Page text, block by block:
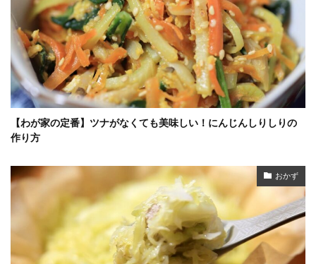
【わが家の定番】ツナがなくても美味しい！にんじんしりしりの
作り方
おかず